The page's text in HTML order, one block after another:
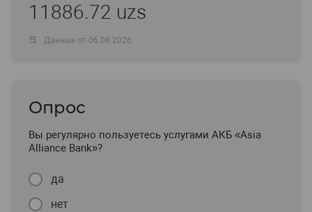
11886.72 uzs
Данные от 06.08.2026
Опрос
Вы регулярно пользуетесь услугами АКБ «Asia
Alliance Bank»?
да
нет